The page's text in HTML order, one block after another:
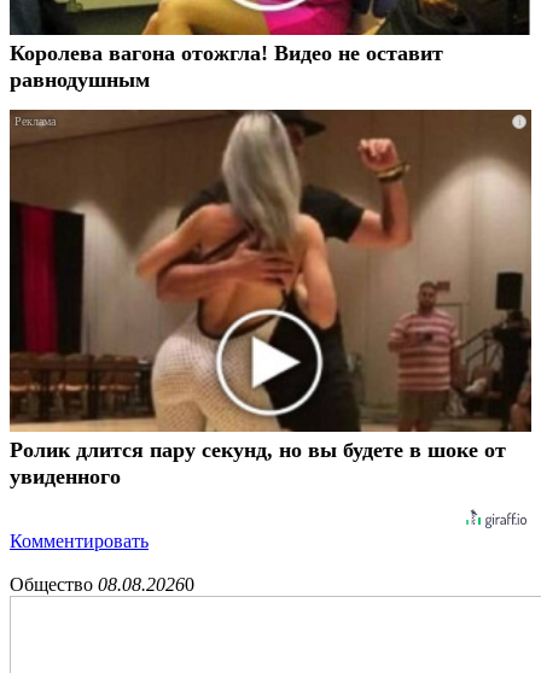
Королева вагона отожгла! Видео не оставит
равнодушным
i
Ролик длится пару секунд, но вы будете в шоке от
увиденного
Комментировать
Общество 08.08.20260